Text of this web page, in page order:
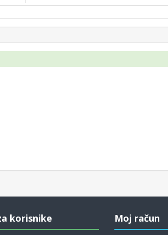
korisnike Moj račun